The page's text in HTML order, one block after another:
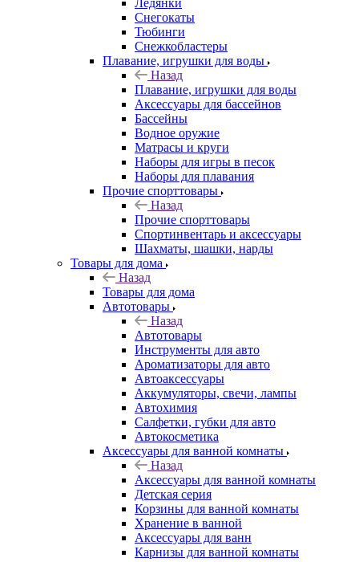
Ледянки
Снегокаты
Тюбинги
Снежкобластеры
Плавание, игрушки для воды
Назад
Плавание, игрушки для воды
Аксессуары для бассейнов
Бассейны
Водное оружие
Матрасы и круги
Наборы для игры в песок
Наборы для плавания
Прочие спорттовары
Назад
Прочие спорттовары
Спортинвентарь и аксессуары
Шахматы, шашки, нарды
Товары для дома
Назад
Товары для дома
Автотовары
Назад
Автотовары
Инструменты для авто
Ароматизаторы для авто
Автоаксессуары
Аккумуляторы, свечи, лампы
Автохимия
Салфетки, губки для авто
Автокосметика
Аксессуары для ванной комнаты
Назад
Аксессуары для ванной комнаты
Детская серия
Корзины для ванной комнаты
Хранение в ванной
Аксессуары для ванн
Карнизы для ванной комнаты